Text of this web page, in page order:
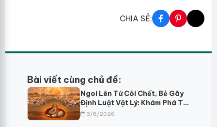
CHIA SẺ:
Bài viết cùng chủ đề:
Ngoi Lên Từ Cõi Chết, Bẻ Gãy
Định Luật Vật Lý: Khám Phá Trí
Tuệ Sinh Tồn Của Choi Choi Ai
3/8/2026